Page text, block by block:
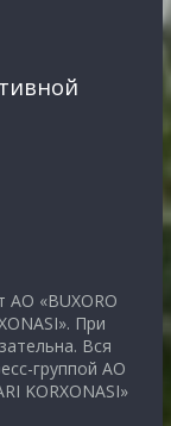
АО «BUXORO
При
Вся
группой АО
KORXONASI»